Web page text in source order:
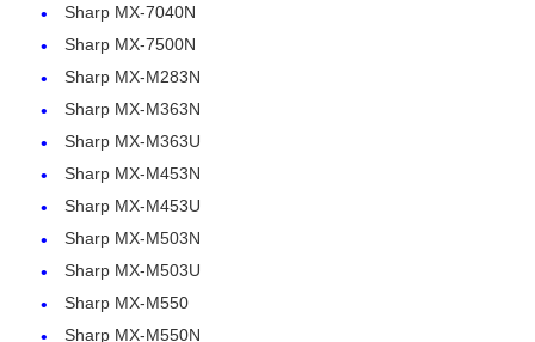
Chip toner Canon
Toner Chip OKI
Chip Toner Minolta
Sharp MX-7040N
Sharp MX-7500N
Sharp MX-M283N
Sharp MX-M363N
Sharp MX-M363U
Sharp MX-M453N
Sharp MX-M453U
Sharp MX-M503N
Sharp MX-M503U
Sharp MX-M550
Sharp MX-M550N